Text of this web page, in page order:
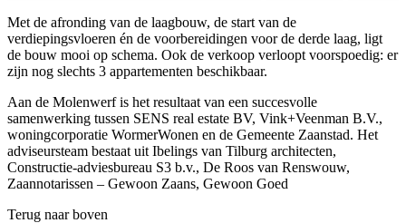
Met de afronding van de laagbouw, de start van de
verdiepingsvloeren én de voorbereidingen voor de derde laag, ligt
de bouw mooi op schema. Ook de verkoop verloopt voorspoedig: er
zijn nog slechts 3 appartementen beschikbaar.
Aan de Molenwerf is het resultaat van een succesvolle
samenwerking tussen SENS real estate BV, Vink+Veenman B.V.,
woningcorporatie WormerWonen en de Gemeente Zaanstad. Het
adviseursteam bestaat uit Ibelings van Tilburg architecten,
Constructie-adviesbureau S3 b.v., De Roos van Renswouw,
Zaannotarissen – Gewoon Zaans, Gewoon Goed
Terug naar boven